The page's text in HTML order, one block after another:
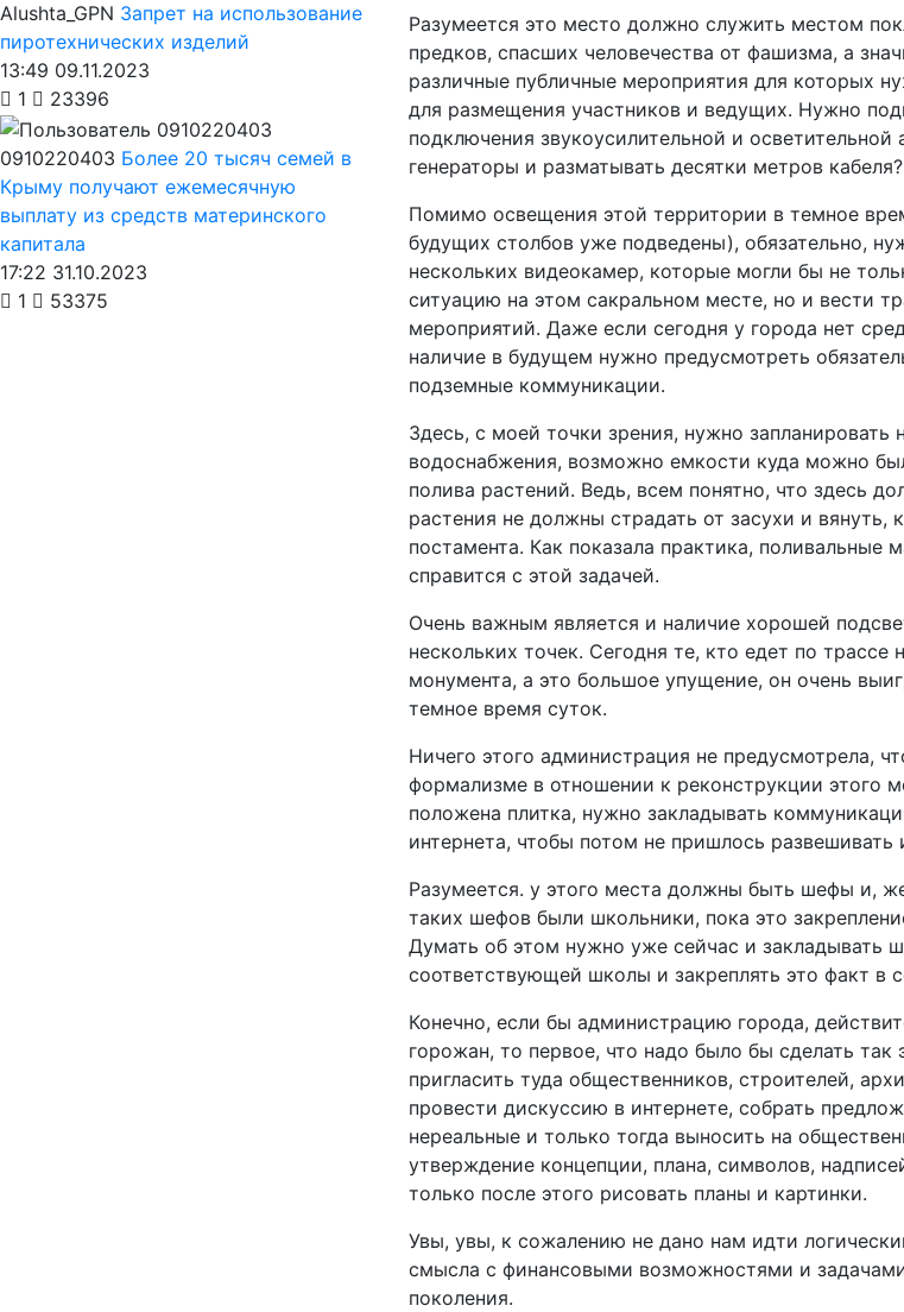
Разумеется это место должно служить местом
предков, спасших человечества от фашизма, а
различные публичные мероприятия для которых
для размещения участников и ведущих. Нужно
подключения звукоусилительной и осветительной
генераторы и разматывать десятки метров кабеля?
Помимо освещения этой территории в темное
будущих столбов уже подведены), обязательно,
нескольких видеокамер, которые могли бы не
ситуацию на этом сакральном месте, но и вести
мероприятий. Даже если сегодня у города нет
наличие в будущем нужно предусмотреть
подземные коммуникации.
Здесь, с моей точки зрения, нужно запланировать
водоснабжения, возможно емкости куда можно
полива растений. Ведь, всем понятно, что здесь
растения не должны страдать от засухи и вянуть,
постамента. Как показала практика, поливальные
справится с этой задачей.
Очень важным является и наличие хорошей
нескольких точек. Сегодня те, кто едет по трассе
монумента, а это большое упущение, он очень
темное время суток.
Ничего этого администрация не предусмотрела,
формализме в отношении к реконструкции этого
положена плитка, нужно закладывать
интернета, чтобы потом не пришлось
Разумеется. у этого места должны быть шефы и,
таких шефов были школьники, пока это
Думать об этом нужно уже сейчас и закладывать
соответствующей школы и закреплять это факт в
Конечно, если бы администрацию города,
горожан, то первое, что надо было бы сделать так
пригласить туда общественников, строителей,
провести дискуссию в интернете, собрать
нереальные и только тогда выносить на
утверждение концепции, плана, символов,
только после этого рисовать планы и картинки.
Увы, увы, к сожалению не дано нам идти
смысла с финансовыми возможностями и
поколения.
Alushta_GPN Запрет на использование
пиротехнических изделий
13:49 09.11.2023
1
23396
0910220403 Более 20 тысяч семей в
Крыму получают ежемесячную
выплату из средств материнского
капитала
17:22 31.10.2023
1
53375